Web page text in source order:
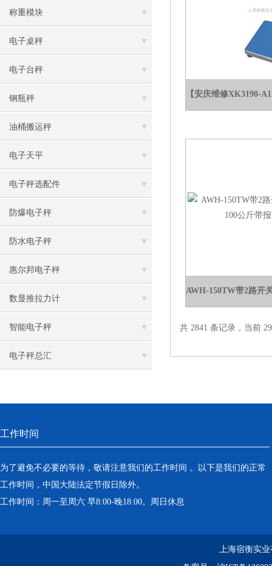
称重模块
电子桌秤
电子台秤
钢瓶秤
油桶搬运秤
电子天平
电子秤选配件
防爆电子秤
防水电子秤
惠尔邦电子秤
数显推拉力计
智能电子秤
电子秤总汇
共 2841 条记录，当前
工作时间
为了避免不必要的等待，敬请注意我们的工作时间 。以下是我们的正常
工作时间，中国大陆法定节假日除外。
工作时间：周一至周六 早8:00-晚18:00。周日休息
上海宿衡实